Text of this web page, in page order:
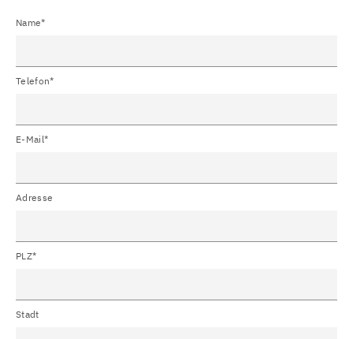
Name*
Telefon*
E-Mail*
Adresse
PLZ*
Stadt